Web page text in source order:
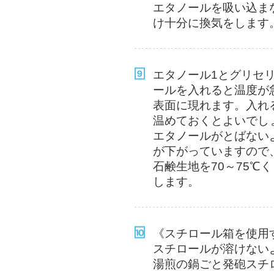
エタノールを吸い込
け十分に換気をします
エタノール1とグリセ
ールを入れると温度
表面に現れます。入
温めておくとよいで
エタノールがとばな
が下がっていますの
石鹸生地を70～75℃く
します。
《スチロール箱を使
スチロールが溶けな
湯煎の鍋ごと発砲ス